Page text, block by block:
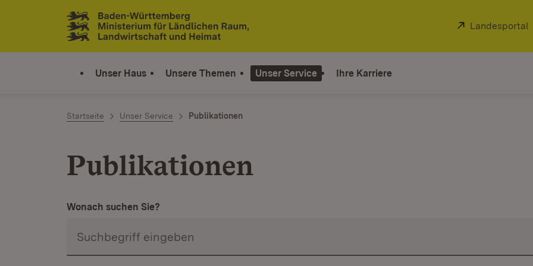
Zum Inhalt springen
Link zur Startseite
Extern:
Landesportal
Unser Haus Unsere Themen Unser Service Ihre Karriere
Startseite Unser Service Publikationen
Publikationen
Wonach suchen Sie?